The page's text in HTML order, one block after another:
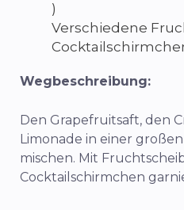
)
Verschiedene
Wegbeschreibung:
Den Grapefruitsaft, den
Limonade in einer
mischen. Mit
Cocktailschirmchen